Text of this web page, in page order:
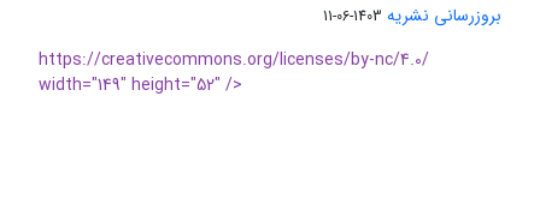
بروزرسانی نشریه 1403-06-11
https://creativecommons.org/licenses/by-nc/4.0/
width="149" height="52" />